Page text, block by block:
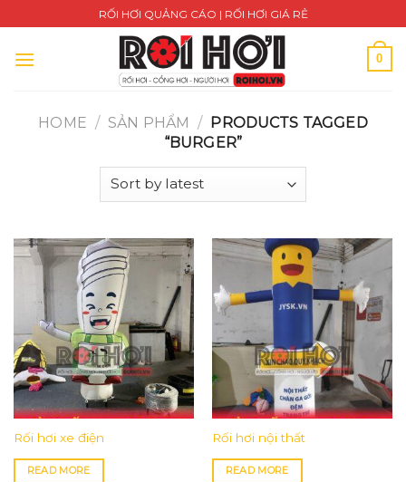
to
content
RỐI HƠI QUẢNG CÁO | RỐI HƠI GIÁ RẺ
0
HOME / SẢN PHẨM / PRODUCTS TAGGED
“BURGER”
Rối hơi xe điện
READ MORE
Rối hơi nội thất
READ MORE